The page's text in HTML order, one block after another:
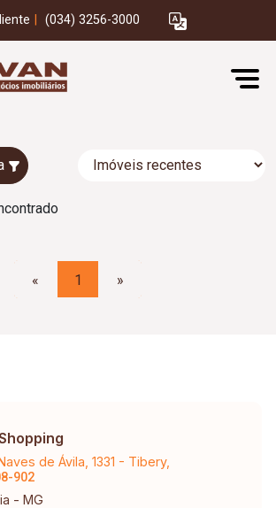
(034) 3256-3000
« 1 »
de Ávila, 1331 - Tibery,
902
- MG